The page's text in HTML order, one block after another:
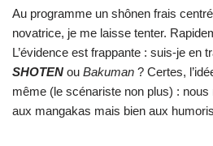
Au programme un shônen frais centré
novatrice, je me laisse tenter.
L’évidence est frappante : suis-je en
SHOTEN ou Bakuman ? Certes,
même (le scénariste non plus) :
aux mangakas mais bien aux